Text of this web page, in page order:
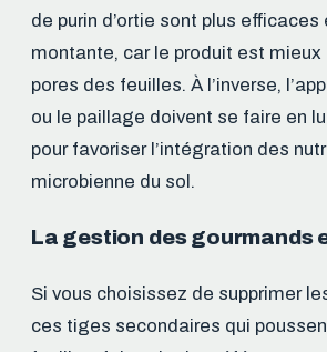
de purin d’ortie sont plus efficaces
montante, car le produit est mieux
pores des feuilles. À l’inverse,
ou le paillage doivent se faire en
pour favoriser l’intégration des
microbienne du sol.
La gestion des gourmands
Si vous choisissez de supprimer
ces tiges secondaires qui